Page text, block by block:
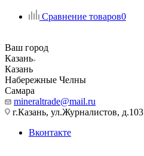
Сравнение товаров0
Ваш город
Казань
Казань
Набережные Челны
Самара
mineraltrade@mail.ru
г.Казань, ул.Журналистов, д.103
Вконтакте